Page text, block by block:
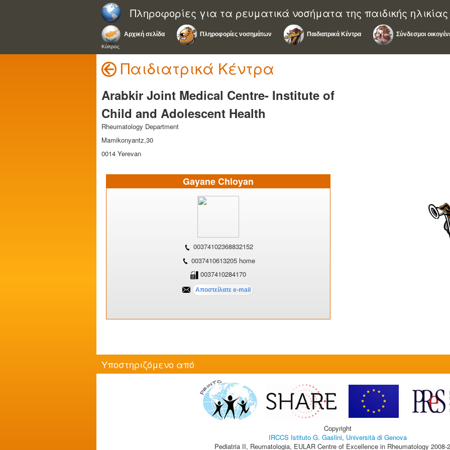
Πληροφορίες για τα ρευματικά νοσήματα της παιδικής ηλικίας
Αρχική σελίδα
Κύπρος
Πληροφορίες νοσημάτων Παιδιατρικά Κέντρα Σύνδεσμοι
Παιδιατρικά Κέντρα
Arabkir Joint Medical Centre- Institute of
Child and Adolescent Health
Rheumatology Department
Mamikonyantz,30
0014 Yerevan
Gayane Chloyan
00374102368832152
0037410613205 home
0037410284170
Υποστηριζόμενο από
Copyright
IRCCS Istituto G. Gaslini, Università di Genova
Pediatria II, Reumatologia, EULAR Centre of Excellence in Rheumatology 2008-